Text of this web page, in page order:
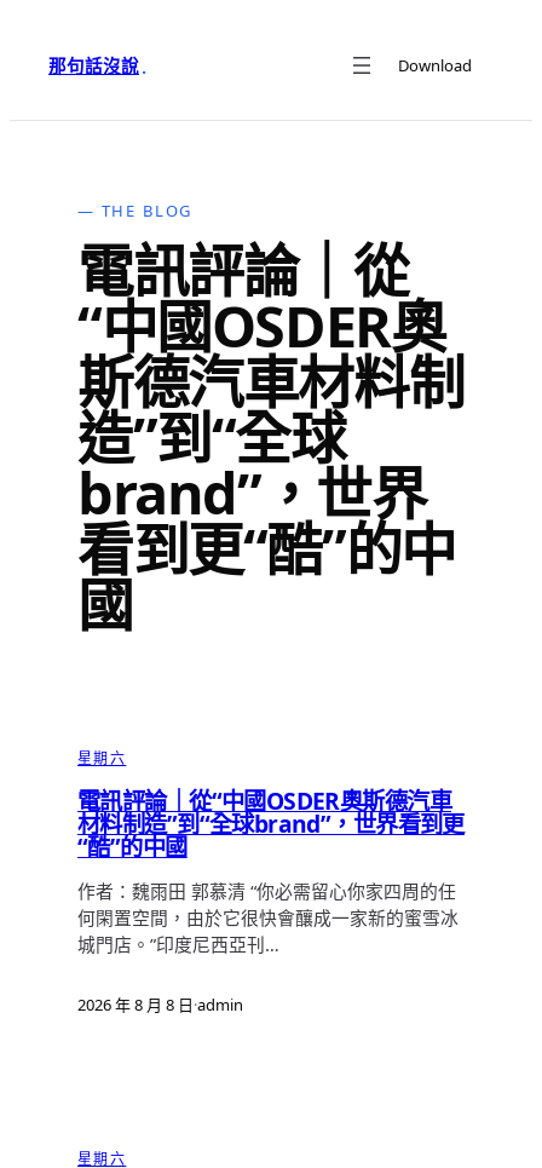
內
那句話沒說· Download
— THE BLOG
電訊評論｜從
“中國OSDER奧
斯德汽車材料制
造”到“全球
brand”，世界
看到更“酷”的中
國
星期六
電訊評論｜從“中國OSDER奧斯德汽車
材料制造”到“全球brand”，世界看到更
“酷”的中國
作者：魏雨田 郭慕清 “你必需留心你家四周的任
何閑置空間，由於它很快會釀成一家新的蜜雪冰
城門店。”印度尼西亞刊…
2026 年 8 月 8 日·admin
星期六